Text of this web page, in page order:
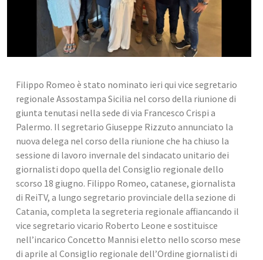
Filippo Romeo è stato nominato ieri qui vice segretario
regionale Assostampa Sicilia nel corso della riunione di
giunta tenutasi nella sede di via Francesco Crispi a
Palermo. Il segretario Giuseppe Rizzuto annunciato la
nuova delega nel corso della riunione che ha chiuso la
sessione di lavoro invernale del sindacato unitario dei
giornalisti dopo quella del Consiglio regionale dello
scorso 18 giugno. Filippo Romeo, catanese, giornalista
di ReiTV, a lungo segretario provinciale della sezione di
Catania, completa la segreteria regionale affiancando il
vice segretario vicario Roberto Leone e sostituisce
nell’incarico Concetto Mannisi eletto nello scorso mese
di aprile al Consiglio regionale dell’Ordine giornalisti di